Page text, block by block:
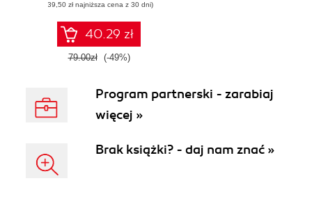
dowodów
elektronicznych dla
początkujących
(39,50 zł najniższa cena z 30 dni)
40.29 zł
79.00zł (-49%)
Program partnerski - zarabiaj
więcej »
Brak książki? - daj nam znać »